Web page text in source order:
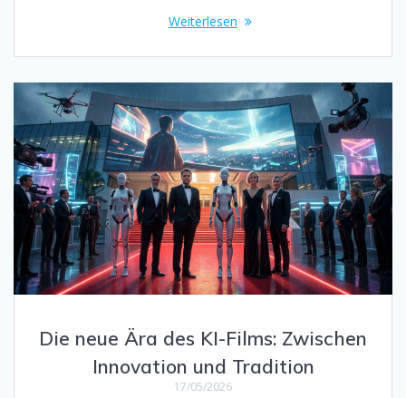
Weiterlesen
Die neue Ära des KI-Films: Zwischen
Innovation und Tradition
17/05/2026